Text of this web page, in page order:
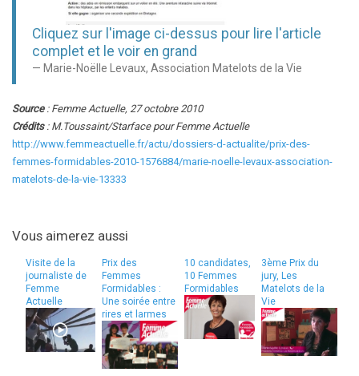
Cliquez sur l'image ci-dessus pour lire l'article
complet et le voir en grand
Marie-Noëlle Levaux, Association Matelots de la Vie
Source: Femme Actuelle, 27 octobre 2010
Crédits: M.Toussaint/Starface pour Femme Actuelle
http://www.femmeactuelle.fr/actu/dossiers-d-actualite/prix-des-
femmes-formidables-2010-1576884/marie-noelle-levaux-association-
matelots-de-la-vie-13333
Vous aimerez aussi
Visite de la
journaliste de
Femme
Actuelle
Prix des
Femmes
Formidables :
Une soirée entre
rires et larmes
10 candidates,
10 Femmes
Formidables
3ème Prix du
jury, Les
Matelots de la
Vie